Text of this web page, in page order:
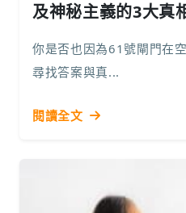
及神秘主義的3大真
你是否也因為61號閘門在
尋找答案與真...
閱讀全文